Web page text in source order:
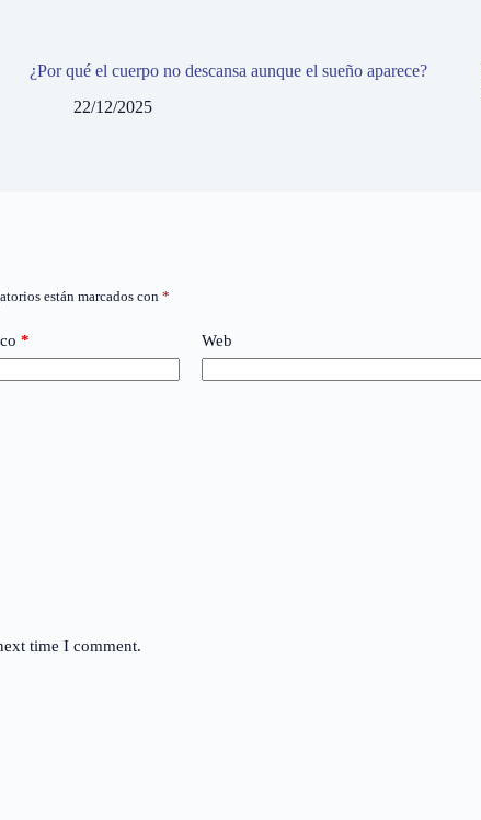
¿Por qué el cuerpo no descansa aunque el sueño aparece?
22/12/2025
están marcados con *
* Web
time I comment.